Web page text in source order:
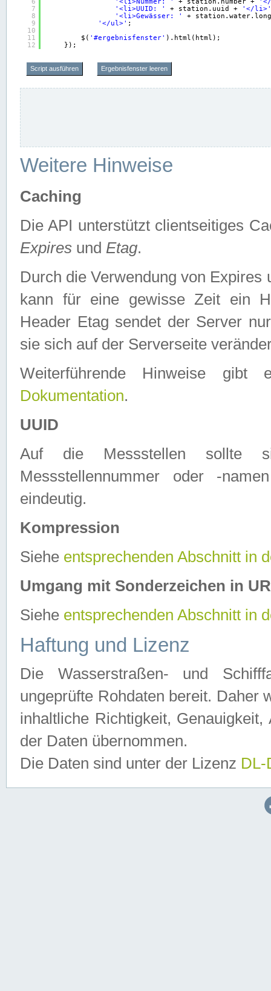
7
8
9
10
11
12
'<li>UUID: '
+ station.uuid +
'</li>'
'<li>Gewässer: '
+
'</ul>' ;
$( '#ergebnisfenster' ).html(html);
});
Script ausführen Ergebnisfenster leeren
Weitere Hinweise
Caching
Die API unterstützt clientseitiges
Expires und Etag.
Durch die Verwendung von
kann für eine gewisse Zeit ein
Header Etag sendet der Server
sie sich auf der Serverseite
Weiterführende Hinweise
Dokumentation.
UUID
Auf die Messstellen sollte
Messstellennummer oder -
eindeutig.
Kompression
Siehe entsprechenden Abschnitt in
Umgang mit Sonderzeichen in
Siehe entsprechenden Abschnitt in
Haftung und Lizenz
Die Wasserstraßen- und
ungeprüfte Rohdaten bereit. Daher
inhaltliche Richtigkeit,
der Daten übernommen.
Die Daten sind unter der Lizenz